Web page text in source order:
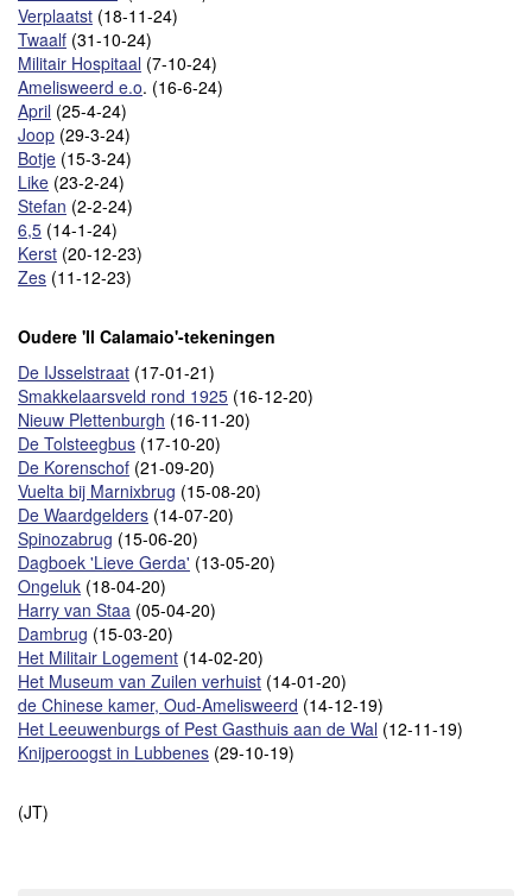
Verplaatst (18-11-24)
Twaalf (31-10-24)
Militair Hospitaal (7-10-24)
Amelisweerd e.o. (16-6-24)
April (25-4-24)
Joop (29-3-24)
Botje (15-3-24)
Like (23-2-24)
Stefan (2-2-24)
6,5 (14-1-24)
Kerst (20-12-23)
Zes (11-12-23)
Oudere 'Il Calamaio'-tekeningen
De IJsselstraat (17-01-21)
Smakkelaarsveld rond 1925 (16-12-20)
Nieuw Plettenburgh (16-11-20)
De Tolsteegbus (17-10-20)
De Korenschof (21-09-20)
Vuelta bij Marnixbrug (15-08-20)
De Waardgelders (14-07-20)
Spinozabrug (15-06-20)
Dagboek 'Lieve Gerda' (13-05-20)
Ongeluk (18-04-20)
Harry van Staa (05-04-20)
Dambrug (15-03-20)
Het Militair Logement (14-02-20)
Het Museum van Zuilen verhuist (14-01-20)
de Chinese kamer, Oud-Amelisweerd (14-12-19)
Het Leeuwenburgs of Pest Gasthuis aan de Wal (12-11-19)
Knijperoogst in Lubbenes (29-10-19)
(JT)